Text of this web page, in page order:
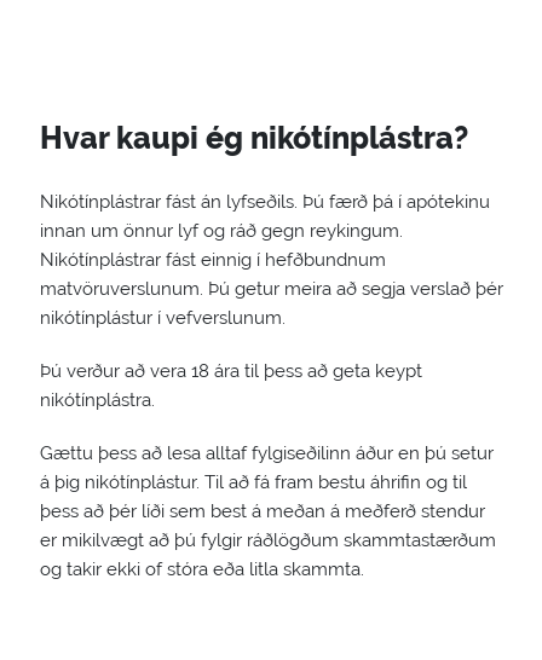
Hvar kaupi ég nikótínplástra?
Nikótínplástrar fást án lyfseðils. Þú færð þá í apótekinu
innan um önnur lyf og ráð gegn reykingum.
Nikótínplástrar fást einnig í hefðbundnum
matvöruverslunum. Þú getur meira að segja verslað þér
nikótínplástur í vefverslunum.
Þú verður að vera 18 ára til þess að geta keypt
nikótínplástra.
Gættu þess að lesa alltaf fylgiseðilinn áður en þú setur
á þig nikótínplástur. Til að fá fram bestu áhrifin og til
þess að þér líði sem best á meðan á meðferð stendur
er mikilvægt að þú fylgir ráðlögðum skammtastærðum
og takir ekki of stóra eða litla skammta.